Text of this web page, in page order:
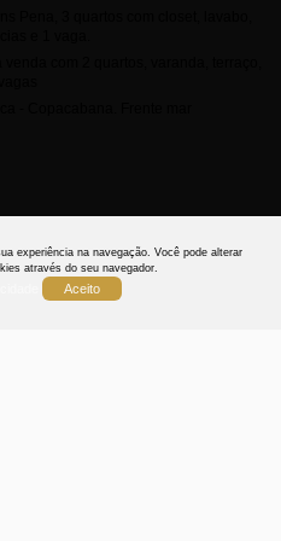
3
experiência na navegação. Você pode alterar
através do seu navegador.
Aceito